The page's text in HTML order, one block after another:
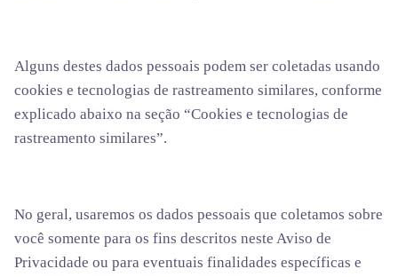
Alguns destes dados pessoais podem ser coletadas usando
cookies e tecnologias de rastreamento similares, conforme
explicado abaixo na seção “Cookies e tecnologias de
rastreamento similares”.
No geral, usaremos os dados pessoais que coletamos sobre
você somente para os fins descritos neste Aviso de
Privacidade ou para eventuais finalidades específicas e